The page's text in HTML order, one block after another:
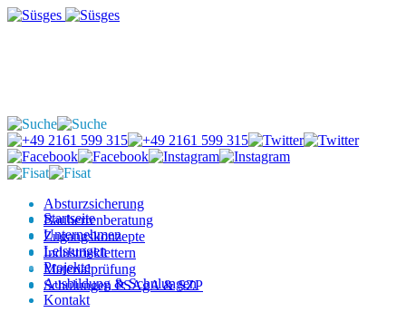
Absturzsicherung
Bauherrenberatung
Zugangskonzepte
Industrieklettern
Materialprüfung
Schulungen PSAgA & SZP
Startseite
Unternehmen
Leistungen
Projekte
Ausbildung & Schulungen
Kontakt